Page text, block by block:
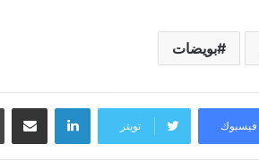
بويضات
فيسبوك تويتر
لينكدإن